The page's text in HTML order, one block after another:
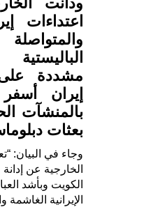
اعتداءات
مشددة
إيران
بالمنشآت
بعثات
وجاء في البيان:
الخارجية عن
الكويت وبأشد
الإيرانية الغاشمة